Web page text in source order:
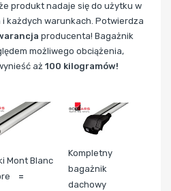
produkt nadaje się do użytku w
każdych warunkach. Potwierdza
producenta! Bagażnik
możliwego obciążenia,
aż 100 kilogramów!
Mont Blanc
=
Kompletny
bagażnik
dachowy